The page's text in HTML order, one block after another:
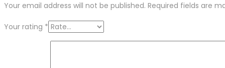
Your email address will not be published. Required fields are
Your rating *